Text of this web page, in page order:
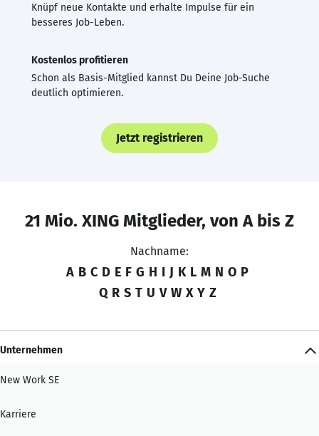
Knüpf neue Kontakte und erhalte Impulse für ein
besseres Job-Leben.
Kostenlos profitieren
Schon als Basis-Mitglied kannst Du Deine Job-Suche
deutlich optimieren.
Jetzt registrieren
21 Mio. XING Mitglieder, von A bis Z
Nachname:
A B C D E F G H I J K L M N O P
Q R S T U V W X Y Z
Unternehmen
New Work SE
Karriere